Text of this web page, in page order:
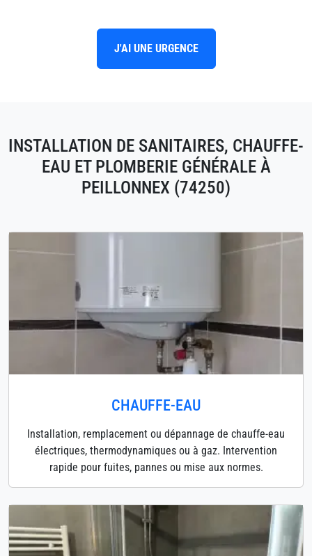
J'AI UNE URGENCE
INSTALLATION DE SANITAIRES, CHAUFFE-
EAU ET PLOMBERIE GÉNÉRALE À
PEILLONNEX (74250)
CHAUFFE-EAU
Installation, remplacement ou dépannage de chauffe-eau
électriques, thermodynamiques ou à gaz. Intervention
rapide pour fuites, pannes ou mise aux normes.